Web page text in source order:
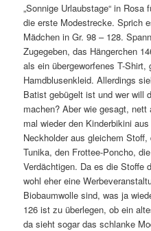
„Sonnige Urlaubstage“ in
die erste Modestrecke. Sprich
Mädchen in Gr. 98 – 128.
Zugegeben, das Hängerchen
als ein übergeworfenes T-
Hamdblusenkleid. Allerdings
Batist gebügelt ist und wer will
machen? Aber wie gesagt,
mal wieder den Kinderbikini
Neckholder aus gleichem
Tunika, den Frottee-Poncho,
Verdächtigen. Da es die Stoffe
wohl eher eine
Biobaumwolle sind, was ja
126 ist zu überlegen, ob ein
da sieht sogar das schlanke